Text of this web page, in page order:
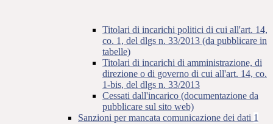
Titolari di incarichi politici di cui all'art. 14,
co. 1, del dlgs n. 33/2013 (da pubblicare in
tabelle)
Titolari di incarichi di amministrazione, di
direzione o di governo di cui all'art. 14, co.
1-bis, del dlgs n. 33/2013
Cessati dall'incarico (documentazione da
pubblicare sul sito web)
Sanzioni per mancata comunicazione dei dati 1